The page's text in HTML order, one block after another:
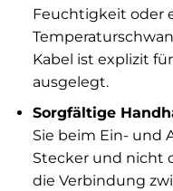
Feuchtigkeit oder
Kabel ist explizit
ausgelegt.
Sorgfältige
Sie beim Ein- und
Stecker und nicht
die Verbindung